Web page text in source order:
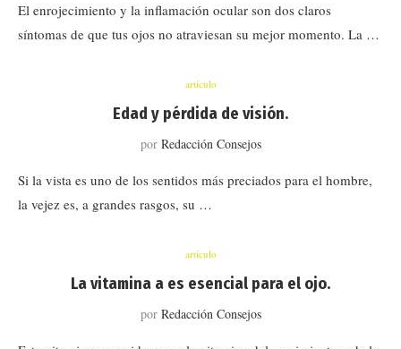
El enrojecimiento y la inflamación ocular son dos claros
síntomas de que tus ojos no atraviesan su mejor momento. La …
artículo
Edad y pérdida de visión.
por Redacción Consejos
Si la vista es uno de los sentidos más preciados para el hombre,
la vejez es, a grandes rasgos, su …
artículo
La vitamina a es esencial para el ojo.
por Redacción Consejos